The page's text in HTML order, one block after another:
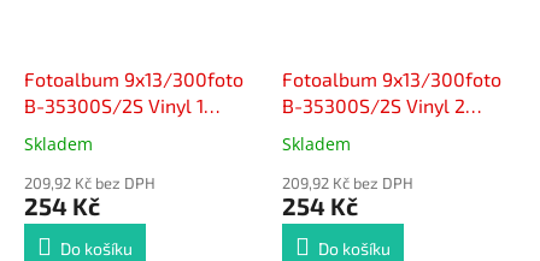
Fotoalbum 9x13/300foto
B-35300S/2S Vinyl 1
vínové
Průměrné
produktu
je
4,8
Skladem
209,92 Kč bez DPH
254 Kč
Do košíku
Fotoalbum 9x13/300foto
B-35300S/2S Vinyl 2
hnědé
Průměrné
produktu
je
4,0
Skladem
209,92 Kč bez DPH
254 Kč
Do košíku